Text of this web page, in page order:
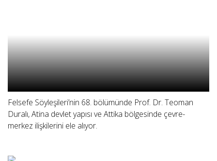
Felsefe Söyleşileri’nin 68. bölümünde Prof. Dr. Teoman
Duralı, Atina devlet yapısı ve Attika bölgesinde çevre-
merkez ilişkilerini ele alıyor.